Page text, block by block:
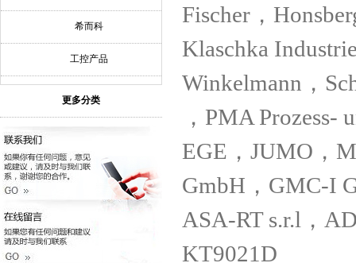
希而科
工控产品
更多分类
Fischer，
Klaschka
Winkelmann，
，PMA
EGE，JUMO，
GmbH，GMC-I
ASA-RT s.r.l，
KT9021D